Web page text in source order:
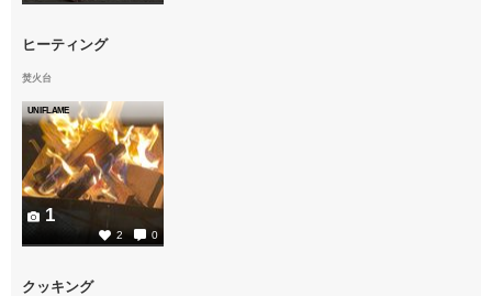
ヒーティング
焚火台
UNIFLAME
2 0
1
クッキング